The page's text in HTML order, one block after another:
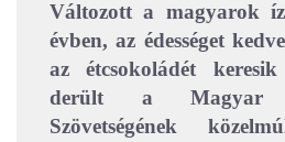
Változott a magyarok
évben, az édességet
az étcsokoládét
derült a Magyar
Szövetségének